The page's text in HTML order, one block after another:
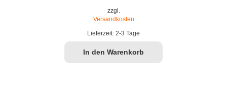
zzgl.
Versandkosten
Lieferzeit: 2-3 Tage
In den Warenkorb